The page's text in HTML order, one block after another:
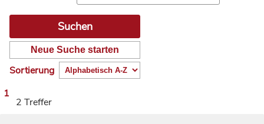
Neue Suche starten
Sortierung
1
2 Treffer